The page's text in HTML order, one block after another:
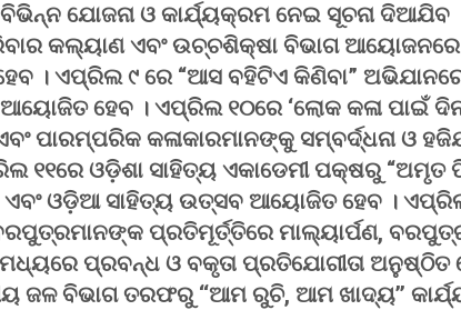
ଯୋଜନା ଓ କାର୍ଯ୍ୟକ୍ରମ ନେଇ ସୂଚନା ଦିଆଯିବ
କଲ୍ୟାଣ ଏବଂ ଉଚ୍ଚଶିକ୍ଷା ବିଭାଗ
। ଏପ୍ରିଲ ୯ ରେ “ଆସ ବହିଟିଏ କିଣିବା”
ହେବ । ଏପ୍ରିଲ ୧୦ରେ ‘ଲୋକ କଳା ପାଇଁ
ପାରମ୍ପରିକ କଳାକାରମାନଙ୍କୁ ସମ୍ବର୍ଦ୍ଧନା ଓ
୧୧ରେ ଓଡ଼ିଶା ସାହିତ୍ୟ ଏକାଡେମୀ ପକ୍ଷରୁ “ଅମୃତ
ଏବଂ ଓଡ଼ିଆ ସାହିତ୍ୟ ଉତ୍ସବ ଆୟୋଜିତ ହେବ ।
ପ୍ରତିମୂର୍ତ୍ତିରେ ମାଲ୍ୟାର୍ପଣ,
ମଧ୍ୟରେ ପ୍ରବନ୍ଧ ଓ ବକୃତା ପ୍ରତିଯୋଗୀତା ଅନୁଷ୍ଠିତ
ଜଳ ବିଭାଗ ତରଫରୁ ‘‘ଆମ ରୁଚି, ଆମ ଖାଦ୍ୟ’’